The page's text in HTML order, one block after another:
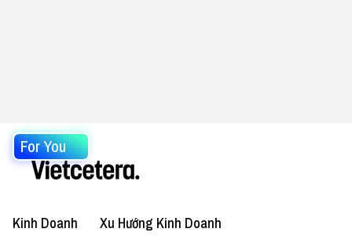
For You
Kinh Doanh Xu Hướng Kinh Doanh